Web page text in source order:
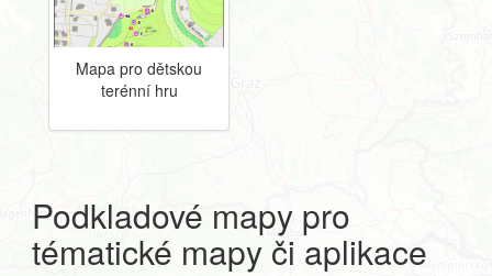
Mapa pro dětskou
terénní hru
Podkladové mapy pro
tématické mapy či aplikace